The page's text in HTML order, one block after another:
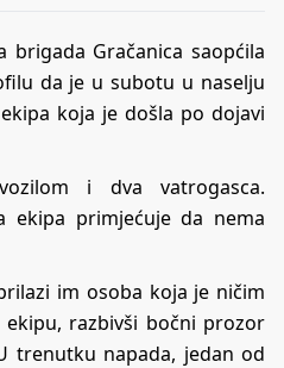
brigada Gračanica saopćila
da je u subotu u naselju
koja je došla po dojavi
i dva vatrogasca.
ekipa primjećuje da nema
im osoba koja je ničim
ekipu, razbivši bočni prozor
trenutku napada, jedan od